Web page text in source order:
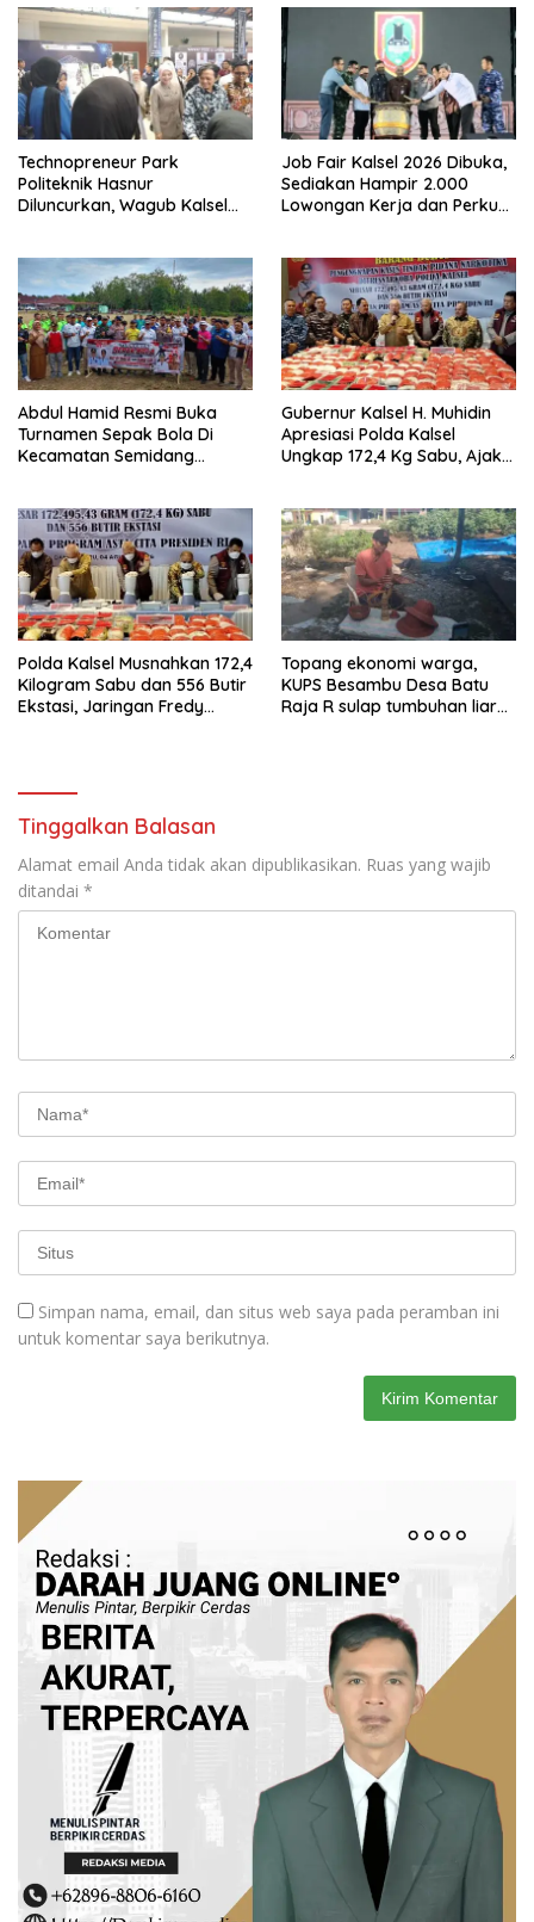
Technopreneur Park
Politeknik Hasnur
Diluncurkan, Wagub Kalsel
Job Fair Kalsel 2026 Dibuka,
Sediakan Hampir 2.000
Lowongan Kerja dan Perkuat
Abdul Hamid Resmi Buka
Turnamen Sepak Bola Di
Kecamatan Semidang
Tahun 2026
Gubernur Kalsel H. Muhidin
Apresiasi Polda Kalsel
Ungkap 172,4 Kg Sabu, Ajak
Polda Kalsel Musnahkan 172,4
Kilogram Sabu dan 556 Butir
Ekstasi, Jaringan Fredy
Topang ekonomi warga,
KUPS Besambu Desa Batu
Raja R sulap tumbuhan liar
Tinggalkan Balasan
Alamat email Anda tidak akan dipublikasikan. Ruas yang wajib
ditandai *
Simpan nama, email, dan situs web saya pada peramban ini
untuk komentar saya berikutnya.